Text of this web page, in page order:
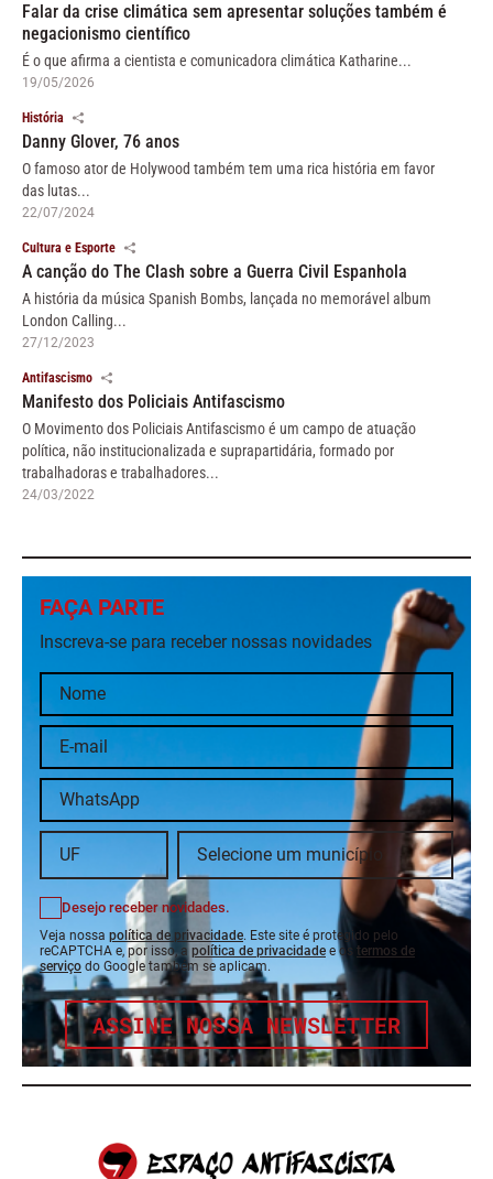
Falar da crise climática sem apresentar soluções também é
negacionismo científico
É o que afirma a cientista e comunicadora climática Katharine...
19/05/2026
História
Danny Glover, 76 anos
O famoso ator de Holywood também tem uma rica história em favor
das lutas...
22/07/2024
Cultura e Esporte
A canção do The Clash sobre a Guerra Civil Espanhola
A história da música Spanish Bombs, lançada no memorável album
London Calling...
27/12/2023
Antifascismo
Manifesto dos Policiais Antifascismo
O Movimento dos Policiais Antifascismo é um campo de atuação
política, não institucionalizada e suprapartidária, formado por
trabalhadoras e trabalhadores...
24/03/2022
FAÇA PARTE
Inscreva-se para receber nossas novidades
Desejo receber novidades.
Veja nossa política de privacidade. Este site é protegido pelo
reCAPTCHA e, por isso, a política de privacidade e os termos de
serviço do Google também se aplicam.
ASSINE NOSSA NEWSLETTER